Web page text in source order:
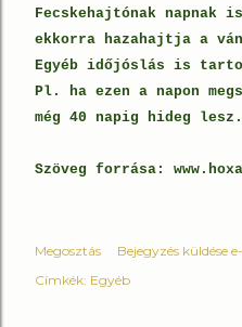
Fecskehajtónak
ekkorra hazahajtja a
Egyéb időjóslás is
Pl. ha ezen a napon
még 40 napig hideg
Szöveg forrása:
Megosztás
Bejegyzés küldése
Címkék: Egyéb